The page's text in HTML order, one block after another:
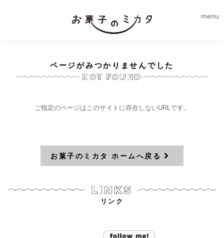
menu
ページがみつかりませんでした
ご指定のページはこのサイトに存在しないURLです。
お菓子のミカタ ホームへ戻る
リンク